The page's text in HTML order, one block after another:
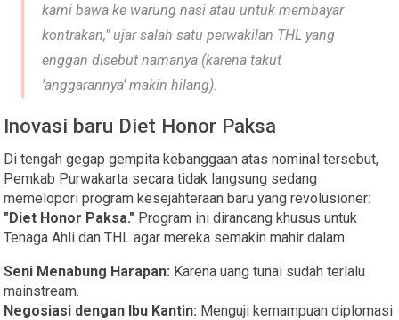
kami bawa ke warung nasi atau untuk membayar
kontrakan," ujar salah satu perwakilan THL yang
enggan disebut namanya (karena takut
'anggarannya' makin hilang).
​Inovasi baru Diet Honor Paksa
​Di tengah gegap gempita kebanggaan atas nominal tersebut,
Pemkab Purwakarta secara tidak langsung sedang
memelopori program kesejahteraan baru yang revolusioner:
"Diet Honor Paksa." Program ini dirancang khusus untuk
Tenaga Ahli dan THL agar mereka semakin mahir dalam:
Seni Menabung Harapan: Karena uang tunai sudah terlalu
mainstream.
Negosiasi dengan Ibu Kantin: Menguji kemampuan diplomasi